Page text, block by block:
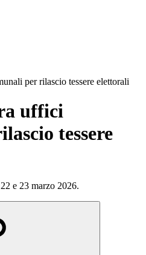
per rilascio tessere elettorali
uffici
tessere
e 23 marzo 2026.